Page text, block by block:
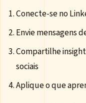
Conecte-se no
Envie mensagens
Compartilhe
sociais
Aplique o que